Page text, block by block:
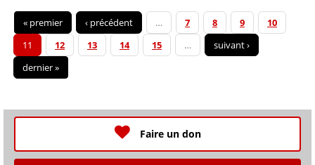
« premier ‹ précédent … 7 8 9
10
11
12 13 14 15 …
suivant ›
dernier »
Faire un don